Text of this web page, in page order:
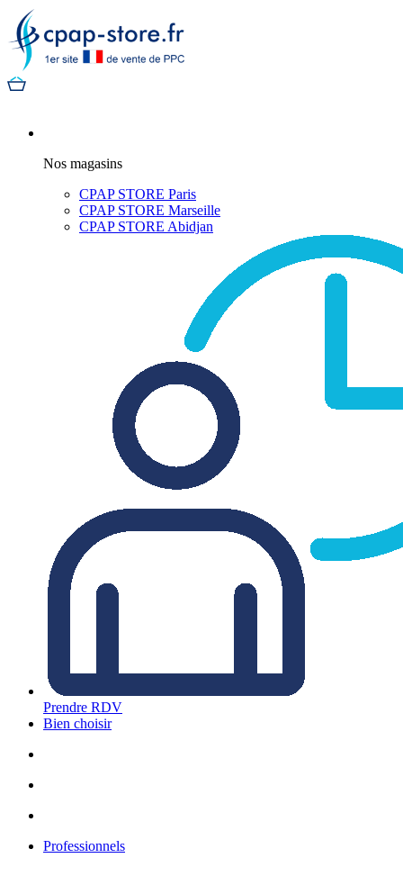
Nos magasins
CPAP STORE Paris
CPAP STORE Marseille
CPAP STORE Abidjan
Prendre RDV
Bien choisir
Professionnels